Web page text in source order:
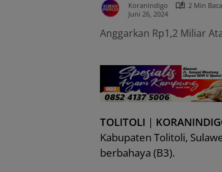
Koranindigo
2 Min Baca
Juni 26, 2024
Anggarkan Rp1,2 Miliar
TOLITOLI |
Kabupaten Tolitoli,
berbahaya (B3).